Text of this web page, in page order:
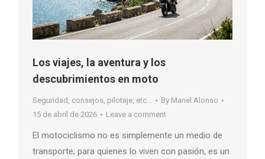
Los viajes, la aventura y los
descubrimientos en moto
Seguridad, consejos, pilotaje, etc... By Manel Alonso
15 de abril de 2026
Leave a comment
El motociclismo no es simplemente un medio de
transporte; para quienes lo viven con pasión, es un